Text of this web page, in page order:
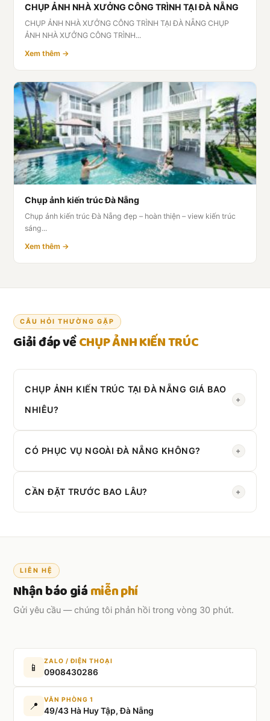
CHỤP ẢNH NHÀ XƯỞNG CÔNG TRÌNH TẠI ĐÀ NẴNG
CHỤP ẢNH NHÀ XƯỞNG CÔNG TRÌNH TẠI ĐÀ NẴNG CHỤP
ẢNH NHÀ XƯỞNG CÔNG TRÌNH...
Xem thêm →
Chụp ảnh kiến trúc Đà Nẵng
Chụp ảnh kiến trúc Đà Nẵng đẹp – hoàn thiện – view kiến trúc
sáng...
Xem thêm →
CÂU HỎI THƯỜNG GẶP
Giải đáp vềCHỤP ẢNH KIẾN TRÚC
CHỤP ẢNH KIẾN TRÚC TẠI ĐÀ NẴNG GIÁ BAO
NHIÊU?
+
cầu cụ thể.
CÓ PHỤC VỤ NGOÀI ĐÀ NẴNG KHÔNG? +
CẦN ĐẶT TRƯỚC BAO LÂU? +
LIÊN HỆ
Nhận báo giámiễn phí
Gửi yêu cầu — chúng tôi phản hồi trong vòng 30 phút.
📱
ZALO / ĐIỆN THOẠI
0908430286
📍
VĂN PHÒNG 1
49/43 Hà Huy Tập, Đà Nẵng